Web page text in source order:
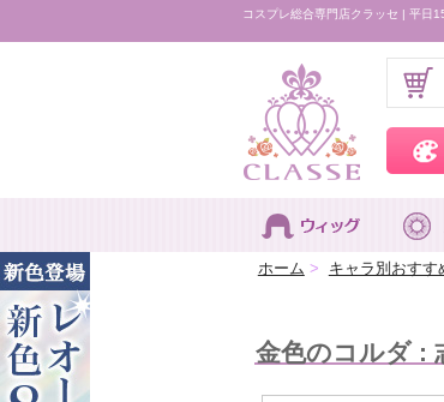
コスプレ総合専門店クラッセ | 平日
ホーム > キャラ別おすす
金色のコルダ :